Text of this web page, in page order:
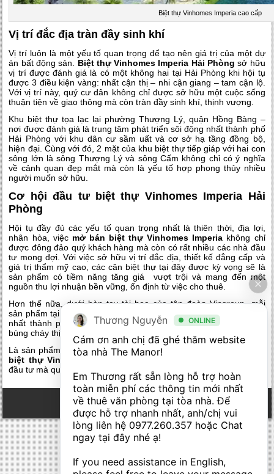
Biệt thự Vinhomes Imperia cao cấp
Vị trí đắc địa tràn đầy sinh khí
Vị trí luôn là một yếu tố quan trọng để tạo nên giá trị của một dự
án bất động sản. Biệt thự Vinhomes Imperia Hải Phòng sở hữu
vị trí được đánh giá là có một không hai tại Hải Phòng khi hội tụ
được 3 điều kiện vàng: nhất cận thị – nhi cận giang – tam cận lộ.
Với vị trí này, quý cư dân không chỉ được sở hữu một cuộc sống
thuận tiện về giao thông mà còn tràn đầy sinh khí, thịnh vượng.
Khu biệt thự tọa lạc lại phường Thượng Lý, quận Hồng Bàng –
nơi được đánh giá là trung tâm phát triển sôi động nhất thành phố
Hải Phòng với khu dân cư sầm uất và cơ sở hạ tầng đồng bộ,
hiện đại. Cùng với đó, 2 mặt của khu biệt thự tiếp giáp với hai con
sông lớn là sông Thượng Lý và sông Cấm không chỉ có ý nghĩa
về cảnh quan đẹp mắt mà còn là yếu tố hợp phong thủy nhiều
người muốn sở hữu.
Cơ hội đầu tư biệt thự Vinhomes Imperia Hải
Phòng
Hội tụ đầy đủ các yếu tố quan trọng nhất là thiên thời, địa lợi,
nhân hòa, việc mở bán biệt thự Vinhomes Imperia không chỉ
được đông đảo quý khách hàng mà còn có rất nhiều các nhà đầu
tư mong đợi. Với việc sở hữu vị trí đắc địa, thiết kế đẳng cấp và
giá trị thẩm mỹ cao, các căn biệt thự tại đây được kỳ vọng sẽ là
sản phẩm có tiềm năng tăng giá vượt trội và mang đến một
nguồn thu lợi nhuận bền vững, ổn định từ việc cho thuê.
Hơn thế nữa, dưới bàn tay tài hoa của tập đoàn Vingroup, mỗi
sản phẩm tại đây sẽ là nơi hội tụ của những quý cư dân đẳng cấp
nhất thành phố cảng nên hứa hẹn sẽ tạo ra một ngọn lửa làm
bùng cháy thị trường đầu tư bất động sản cao cấp tại Hải Phòng.
Là sản phẩm nổi bật tại khu đô thị sang trọng bậc nhất đất cảng,
biệt thự Vinhomes Imperia
đầu tư mà quý khách hàng không nên bỏ qua trong năm 2017.
Thương Nguyễn ONLINE
Cám ơn anh chị đã ghé thăm website
tòa nhà The Manor!
Em Thương rất sẵn lòng hỗ trợ hoàn
toàn miễn phí các thông tin mới nhất
về thuê văn phòng tại tòa nhà. Để
được hỗ trợ nhanh nhất, anh/chị vui
lòng liên hệ 0977.260.357 hoặc Chat
ngay tại đây nhé ạ!
If you need assistance in English,